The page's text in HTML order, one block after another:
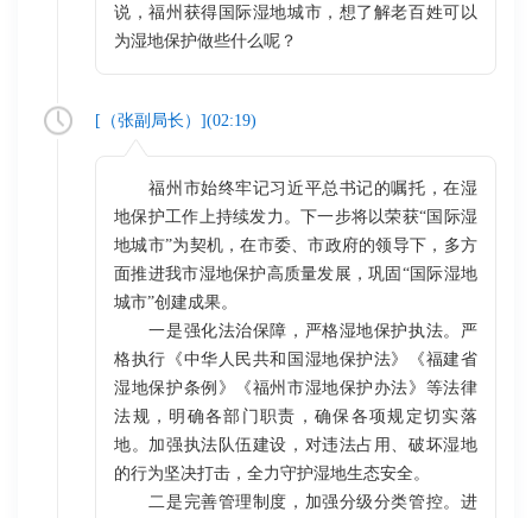
说，福州获得国际湿地城市，想了解老百姓可以
为湿地保护做些什么呢？
[（张副局长 ）](02:19)
福州市始终牢记习近平总书记的嘱托，在湿
地保护工作上持续发力。下一步将以荣获“国际湿
地城市”为契机，在市委、市政府的领导下，多方
面推进我市湿地保护高质量发展，巩固“国际湿地
城市”创建成果。
一是强化法治保障，严格湿地保护执法。严
格执行《中华人民共和国湿地保护法》《福建省
湿地保护条例》《福州市湿地保护办法》等法律
法规，明确各部门职责，确保各项规定切实落
地。加强执法队伍建设，对违法占用、破坏湿地
的行为坚决打击，全力守护湿地生态安全。
二是完善管理制度，加强分级分类管控。进